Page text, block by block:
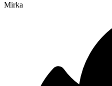
Mirka